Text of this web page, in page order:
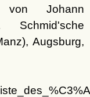
von Johann
Augsburg,